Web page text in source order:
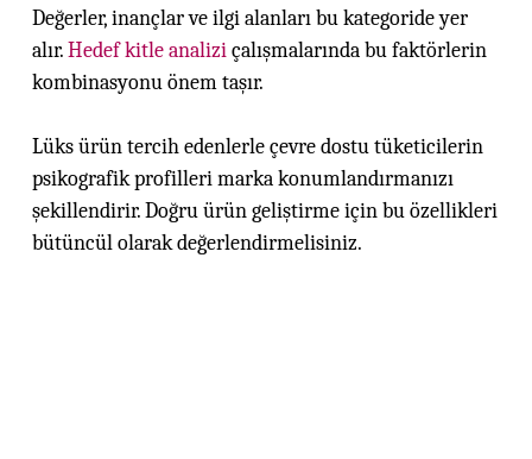
Değerler, inançlar ve ilgi alanları bu kategoride yer
alır.Hedef kitle analiziçalışmalarında bu faktörlerin
kombinasyonu önem taşır.
Lüks ürün tercih edenlerle çevre dostu tüketicilerin
psikografik profilleri marka konumlandırmanızı
şekillendirir. Doğru ürün geliştirme için bu özellikleri
bütüncül olarak değerlendirmelisiniz.